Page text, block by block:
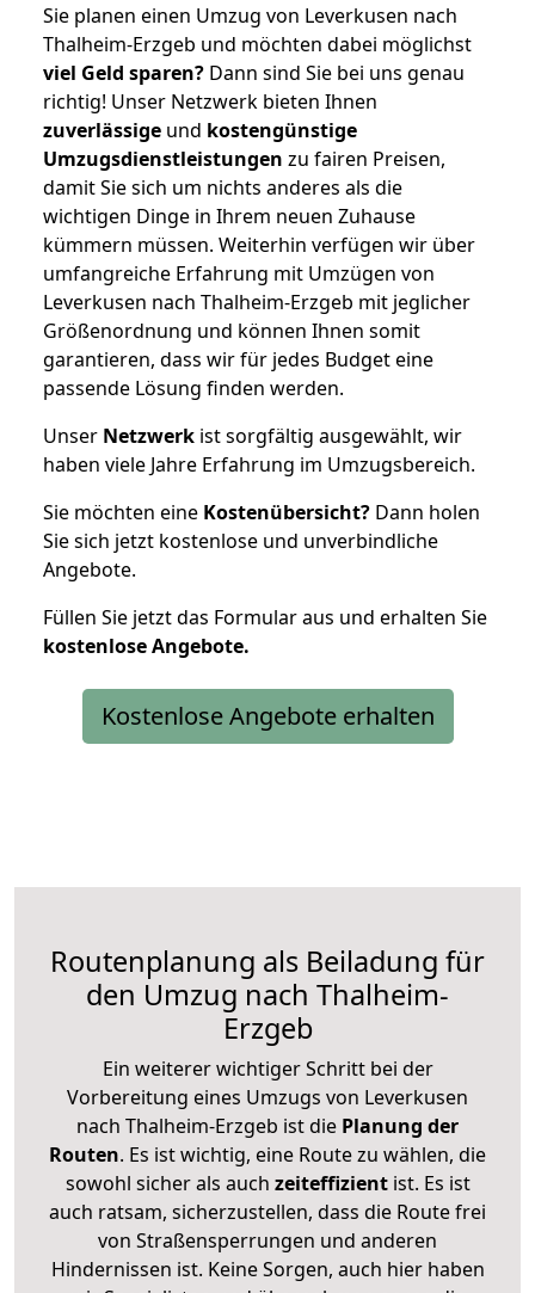
Sie planen einen Umzug von Leverkusen nach
Thalheim-Erzgeb und möchten dabei möglichst
viel Geld sparen? Dann sind Sie bei uns genau
richtig! Unser Netzwerk bieten Ihnen
zuverlässige und kostengünstige
Umzugsdienstleistungen zu fairen Preisen,
damit Sie sich um nichts anderes als die
wichtigen Dinge in Ihrem neuen Zuhause
kümmern müssen. Weiterhin verfügen wir über
umfangreiche Erfahrung mit Umzügen von
Leverkusen nach Thalheim-Erzgeb mit jeglicher
Größenordnung und können Ihnen somit
garantieren, dass wir für jedes Budget eine
passende Lösung finden werden.
Unser Netzwerk ist sorgfältig ausgewählt, wir
haben viele Jahre Erfahrung im Umzugsbereich.
Sie möchten eine Kostenübersicht? Dann holen
Sie sich jetzt kostenlose und unverbindliche
Angebote.
Füllen Sie jetzt das Formular aus und erhalten Sie
kostenloseAngebote.
Kostenlose Angebote erhalten
Routenplanung als Beiladung für
den Umzug nach Thalheim-
Erzgeb
Ein weiterer wichtiger Schritt bei der
Vorbereitung eines Umzugs von Leverkusen
nach Thalheim-Erzgeb ist die Planung der
Routen. Es ist wichtig, eine Route zu wählen, die
sowohl sicher als auch zeiteffizientist. Es ist
auch ratsam, sicherzustellen, dass die Route frei
von Straßensperrungen und anderen
Hindernissen ist. Keine Sorgen, auch hier haben